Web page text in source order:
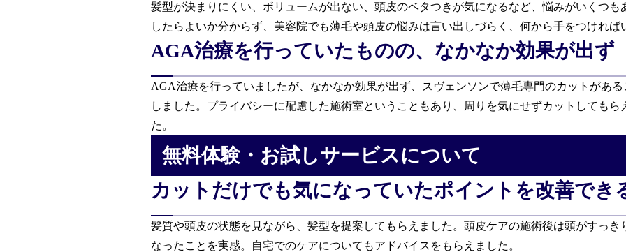
無料相談・お試し体験
スヴェンソンのこだわり
髪型が決まりにくい、ボリュームが出ない、頭皮のベタつきが気になるなど、悩みがいくつ
したらよいか分からず、美容院でも薄毛や頭皮の悩みは言い出しづらく、何から手をつけれ
AGA治療を行っていたものの、なかなか効果が出ず
AGA治療を行っていましたが、なかなか効果が出ず、スヴェンソンで薄毛専門のカットがあ
しました。プライバシーに配慮した施術室ということもあり、周りを気にせずカットしても
た。
無料体験・お試しサービスについて
カットだけでも気になっていたポイントを改善でき
髪質や頭皮の状態を見ながら、髪型を提案してもらえました。頭皮ケアの施術後は頭がすっ
なったことを実感。自宅でのケアについてもアドバイスをもらえました。